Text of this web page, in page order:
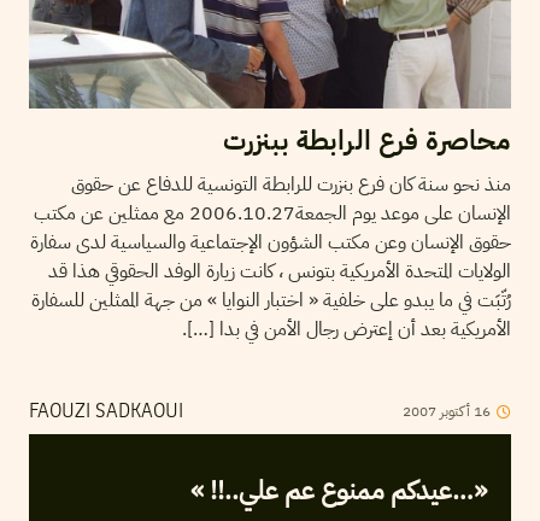
محاصرة فرع الرابطة ببنزرت
منذ نحو سنة كان فرع بنزرت للرابطة التونسية للدفاع عن حقوق
الإنسان على موعد يوم الجمعة2006.10.27 مع ممثلين عن مكتب
حقوق الإنسان وعن مكتب الشؤون الإجتماعية والسياسية لدى سفارة
الولايات المتحدة الأمريكية بتونس ، كانت زيارة الوفد الحقوقي هذا قد
رُتّبَت في ما يبدو على خلفية « اختبار النوايا » من جهة الممثلين للسفارة
الأمريكية بعد أن إعترض رجال الأمن في بدا […].
FAOUZI SADKAOUI 16 أكتوبر 2007
«…عيدكم ممنوع عم علي..!! »